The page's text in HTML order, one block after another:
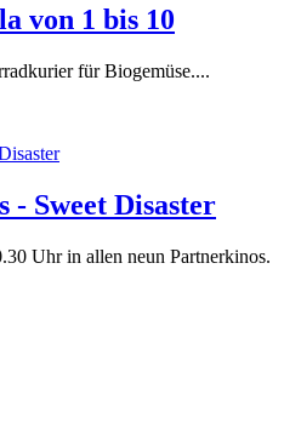
von 1 bis 10
für Biogemüse....
- Sweet Disaster
Uhr in allen neun Partnerkinos.